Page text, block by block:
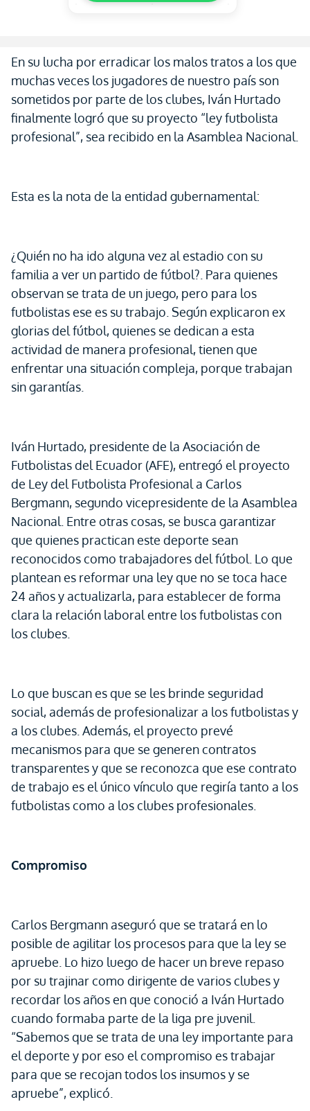
En su lucha por erradicar los malos tratos a los que
muchas veces los jugadores de nuestro país son
sometidos por parte de los clubes, Iván Hurtado
finalmente logró que su proyecto “ley futbolista
profesional”, sea recibido en la Asamblea Nacional.
Esta es la nota de la entidad gubernamental:
¿Quién no ha ido alguna vez al estadio con su
familia a ver un partido de fútbol?. Para quienes
observan se trata de un juego, pero para los
futbolistas ese es su trabajo. Según explicaron ex
glorias del fútbol, quienes se dedican a esta
actividad de manera profesional, tienen que
enfrentar una situación compleja, porque trabajan
sin garantías.
Iván Hurtado, presidente de la Asociación de
Futbolistas del Ecuador (AFE), entregó el proyecto
de Ley del Futbolista Profesional a Carlos
Bergmann, segundo vicepresidente de la Asamblea
Nacional. Entre otras cosas, se busca garantizar
que quienes practican este deporte sean
reconocidos como trabajadores del fútbol. Lo que
plantean es reformar una ley que no se toca hace
24 años y actualizarla, para establecer de forma
clara la relación laboral entre los futbolistas con
los clubes.
Lo que buscan es que se les brinde seguridad
social, además de profesionalizar a los futbolistas y
a los clubes. Además, el proyecto prevé
mecanismos para que se generen contratos
transparentes y que se reconozca que ese contrato
de trabajo es el único vínculo que regiría tanto a los
futbolistas como a los clubes profesionales.
Compromiso
Carlos Bergmann aseguró que se tratará en lo
posible de agilitar los procesos para que la ley se
apruebe. Lo hizo luego de hacer un breve repaso
por su trajinar como dirigente de varios clubes y
recordar los años en que conoció a Iván Hurtado
cuando formaba parte de la liga pre juvenil.
“Sabemos que se trata de una ley importante para
el deporte y por eso el compromiso es trabajar
para que se recojan todos los insumos y se
apruebe”, explicó.